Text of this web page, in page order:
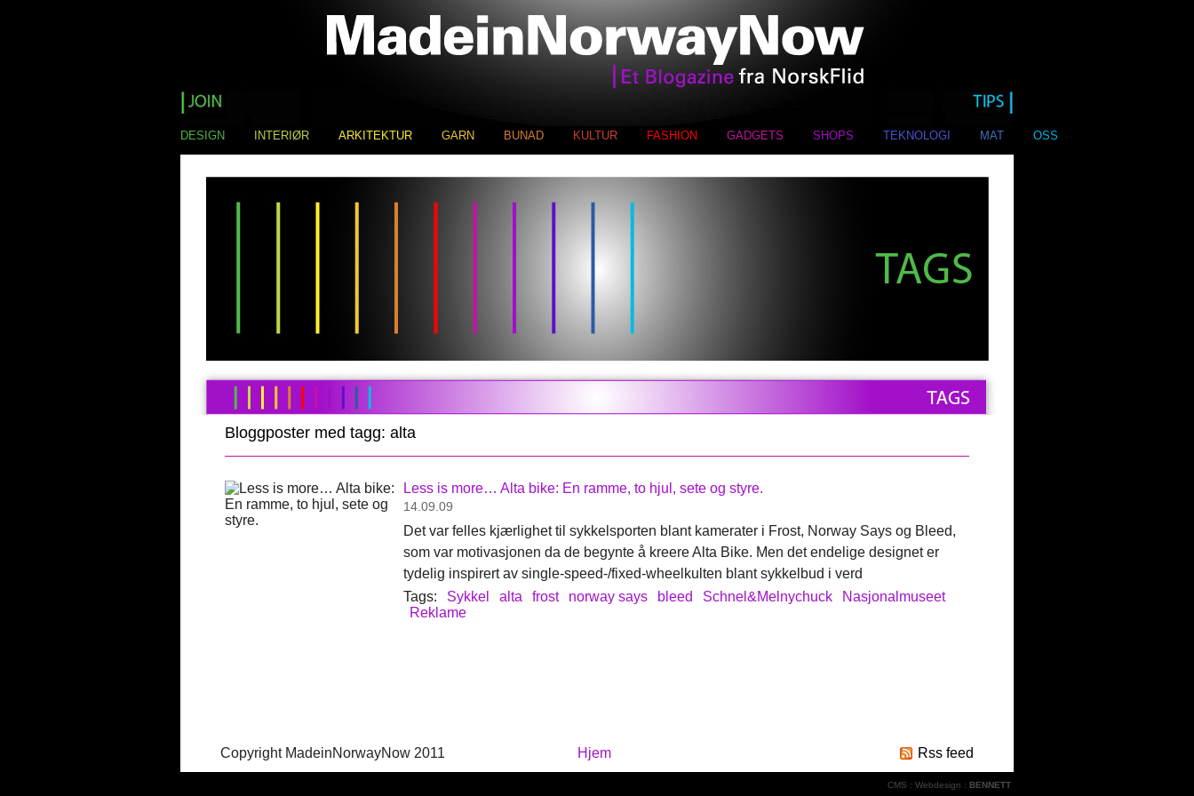
DESIGN INTERIØR ARKITEKTUR GARN BUNAD KULTUR FASHION GADGETS SHOPS TEKNOLOGI MAT OSS
Bloggposter med tagg: alta
Less is more… Alta bike: En ramme, to hjul, sete og styre.
14.09.09
Det var felles kjærlighet til sykkelsporten blant kamerater i Frost, Norway Says og Bleed,
som var motivasjonen da de begynte å kreere Alta Bike. Men det endelige designet er
tydelig inspirert av single-speed-/fixed-wheelkulten blant sykkelbud i verd
Tags:
Sykkel alta frost norway says bleed Schnel&Melnychuck
Nasjonalmuseet
Reklame
Copyright MadeinNorwayNow 2011 Hjem Rss feed
CMS : Webdesign : BENNETT